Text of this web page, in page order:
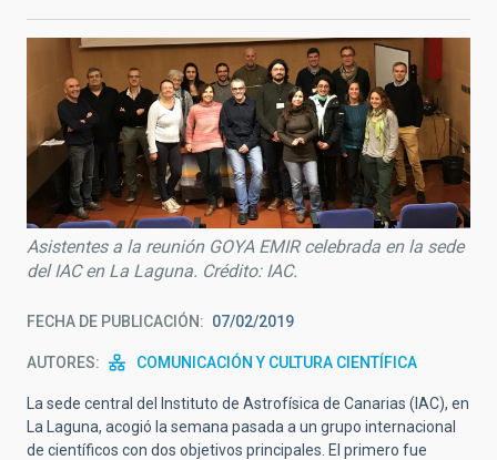
navegación
Asistentes a la reunión GOYA EMIR celebrada en la sede
del IAC en La Laguna. Crédito: IAC.
FECHA DE PUBLICACIÓN 07/02/2019
AUTORES COMUNICACIÓN Y CULTURA CIENTÍFICA
La sede central del Instituto de Astrofísica de Canarias (IAC), en
La Laguna, acogió la semana pasada a un grupo internacional
de científicos con dos objetivos principales. El primero fue